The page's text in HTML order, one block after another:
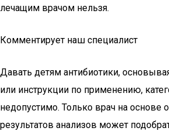
лечащим врачом нельзя.
Комментирует наш специалист
Давать детям антибиотики,
или инструкции по применению,
недопустимо. Только врач на основе
результатов анализов может